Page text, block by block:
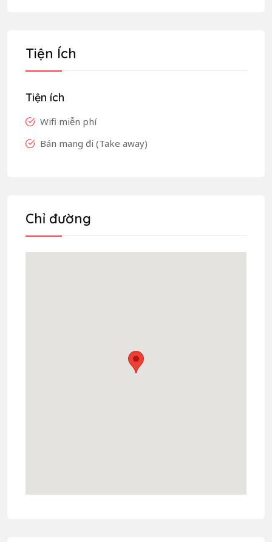
Tiện Ích
Tiện ích
Wifi miễn phí
Bán mang đi (Take away)
Chỉ đường